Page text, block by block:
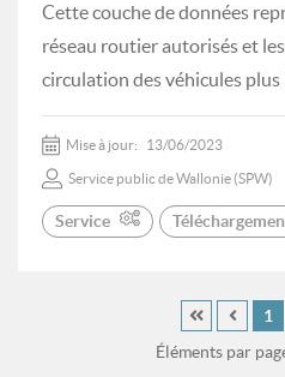
Cette couche de données
réseau routier autorisés et
circulation des véhicules
Mise à jour: 13/06/2023
Service public de Wallonie (SPW)
Service
Éléments par
1